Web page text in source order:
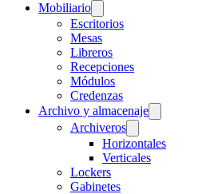
Mobiliario
Escritorios
Mesas
Libreros
Recepciones
Módulos
Credenzas
Archivo y almacenaje
Archiveros
Horizontales
Verticales
Lockers
Gabinetes